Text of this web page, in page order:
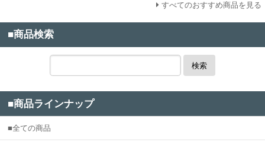
すべてのおすすめ商品を見る
■商品検索
検索
■商品ラインナップ
■全ての商品